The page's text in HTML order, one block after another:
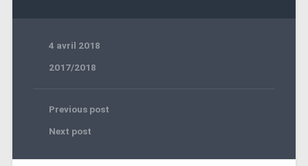
4 avril 2018
2017/2018
Previous post
Next post